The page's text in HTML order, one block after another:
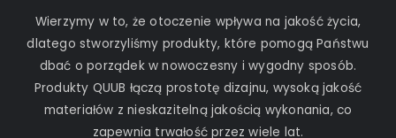
Wierzymy w to, że otoczenie wpływa na jakość życia,
dlatego stworzyliśmy produkty, które pomogą Państwu
dbać o porządek w nowoczesny i wygodny sposób.
Produkty QUUB łączą prostotę dizajnu, wysoką jakość
materiałów z nieskazitelną jakością wykonania, co
zapewnia trwałość przez wiele lat.